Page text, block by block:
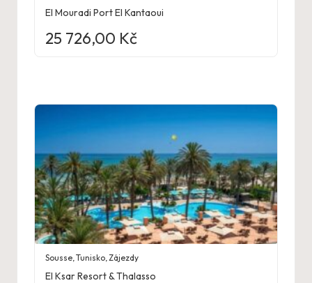
El Mouradi Port El Kantaoui
25 726,00 Kč
Sousse,Tunisko,Zájezdy
El Ksar Resort & Thalasso